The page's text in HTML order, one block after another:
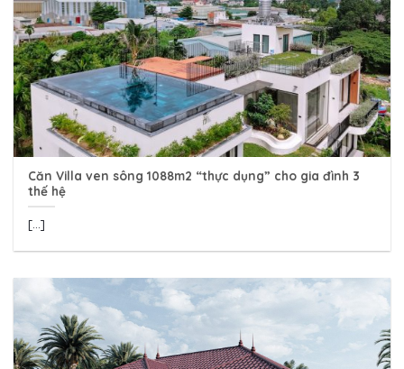
Căn Villa ven sông 1088m2 “thực dụng” cho gia đình 3
thế hệ
[...]